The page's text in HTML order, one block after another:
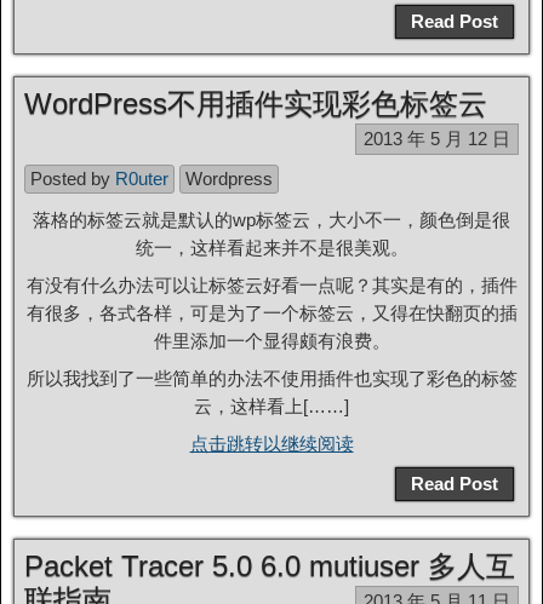
Read Post
WordPress不用插件实现彩色标签云
2013 年 5 月 12 日
Posted by R0uter
Wordpress
落格的标签云就是默认的wp标签云，大小不一，颜色倒是很
统一，这样看起来并不是很美观。
有没有什么办法可以让标签云好看一点呢？其实是有的，插件
有很多，各式各样，可是为了一个标签云，又得在快翻页的插
件里添加一个显得颇有浪费。
所以我找到了一些简单的办法不使用插件也实现了彩色的标签
云，这样看上[……]
点击跳转以继续阅读
Read Post
Packet Tracer 5.0 6.0 mutiuser 多人互